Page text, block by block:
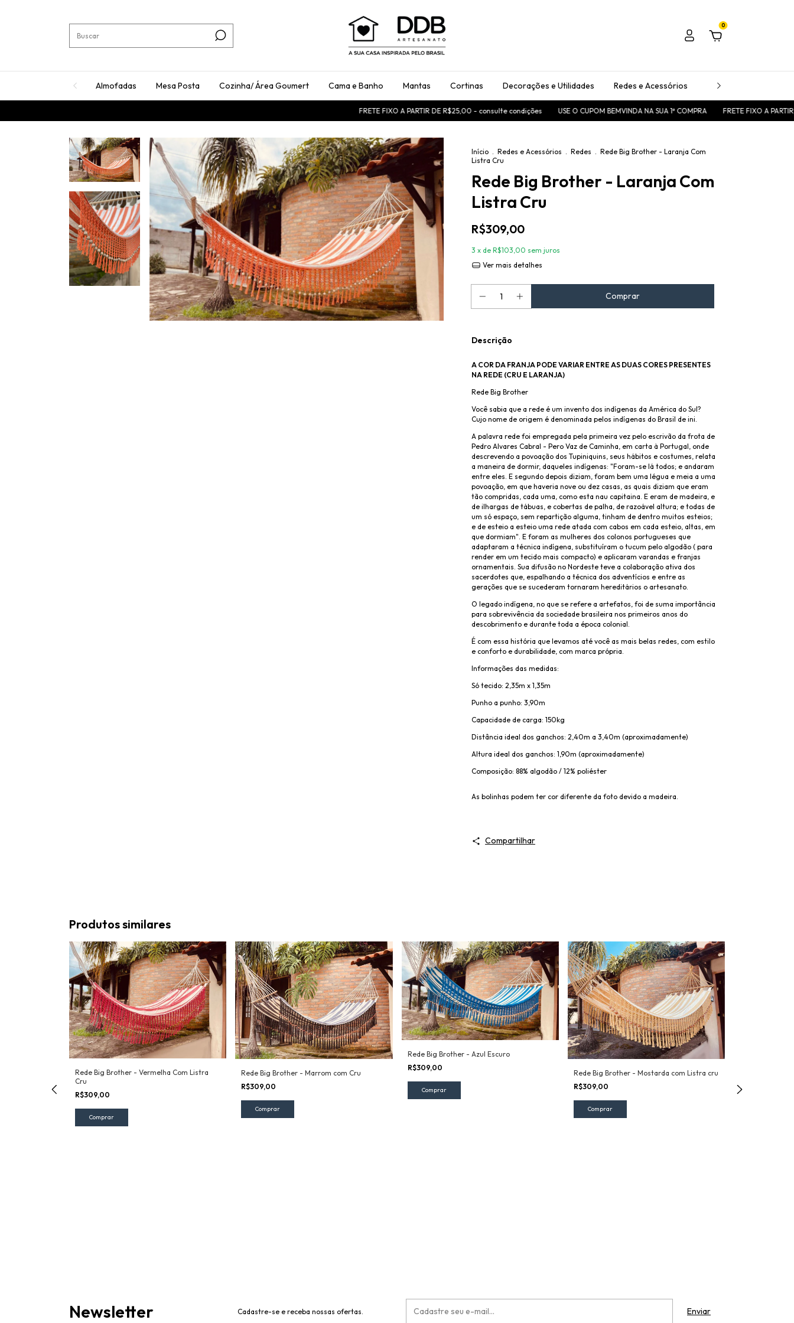
0
Almofadas Mesa Posta Cozinha/ Área Goumert Cama e Banho Mantas Cortinas Decorações e Utilidades Redes e Acessórios Passadeiras
FRETE FIXO A PARTIR DE R$25,00 - consulte condições USE O CUPOM BEMVINDA NA SUA 1ª COMPRA FRETE FIXO A PARTIR
Início . Redes e Acessórios . Redes . Rede Big Brother - Laranja Com
Listra Cru
Rede Big Brother - Laranja Com
Listra Cru
R$309,00
3 x de R$103,00 sem juros
Ver mais detalhes
Descrição
A COR DA FRANJA PODE VARIAR ENTRE AS DUAS CORES PRESENTES
NA REDE (CRU E LARANJA)
Rede Big Brother
Você sabia que a rede é um invento dos indígenas da América do Sul?
Cujo nome de origem é denominada pelos indígenas do Brasil de ini.
A palavra rede foi empregada pela primeira vez pelo escrivão da frota de
Pedro Alvares Cabral - Pero Vaz de Caminha, em carta à Portugal, onde
descrevendo a povoação dos Tupiniquins, seus hábitos e costumes, relata
a maneira de dormir, daqueles indígenas: "Foram-se lá todos; e andaram
entre eles. E segundo depois diziam, foram bem uma légua e meia a uma
povoação, em que haveria nove ou dez casas, as quais diziam que eram
tão compridas, cada uma, como esta nau capitaina. E eram de madeira, e
de ilhargas de tábuas, e cobertas de palha, de razoável altura; e todas de
um só espaço, sem repartição alguma, tinham de dentro muitos esteios;
e de esteio a esteio uma rede atada com cabos em cada esteio, altas, em
que dormiam". E foram as mulheres dos colonos portugueses que
adaptaram a técnica indígena, substituíram o tucum pelo algodão ( para
render em um tecido mais compacto) e aplicaram varandas e franjas
ornamentais. Sua difusão no Nordeste teve a colaboração ativa dos
sacerdotes que, espalhando a técnica dos adventícios e entre as
gerações que se sucederam tornaram hereditários o artesanato.
O legado indígena, no que se refere a artefatos, foi de suma importância
para sobrevivência da sociedade brasileira nos primeiros anos do
descobrimento e durante toda a época colonial.
É com essa história que levamos até você as mais belas redes, com estilo
e conforto e durabilidade, com marca própria.
Informações das medidas:
Só tecido: 2,35m x 1,35m
Punho a punho: 3,90m
Capacidade de carga: 150kg
Distância ideal dos ganchos: 2,40m a 3,40m (aproximadamente)
Altura ideal dos ganchos: 1,90m (aproximadamente)
Composição: 88% algodão / 12% poliéster
As bolinhas podem ter cor diferente da foto devido a madeira.
Compartilhar
Produtos similares
Rede Big Brother - Vermelha Com Listra
Cru
R$309,00
Rede Big Brother - Marrom com Cru
R$309,00
Rede Big Brother - Azul Escuro
R$309,00
Rede Big Brother - Mostarda com Listra cru
R$309,00
Newsletter Cadastre-se e receba nossas ofertas.